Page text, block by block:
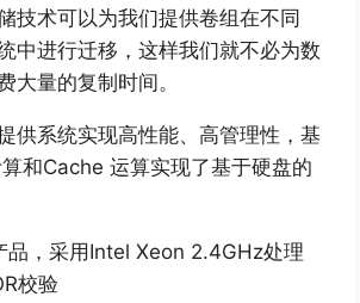
技术可以为我们提供卷组在不同
中进行迁移，这样我们就不必为数
大量的复制时间。
供系统实现高性能、高管理性，基
和Cache 运算实现了基于硬盘的
品，采用 Intel Xeon 2.4GHz处理
校验